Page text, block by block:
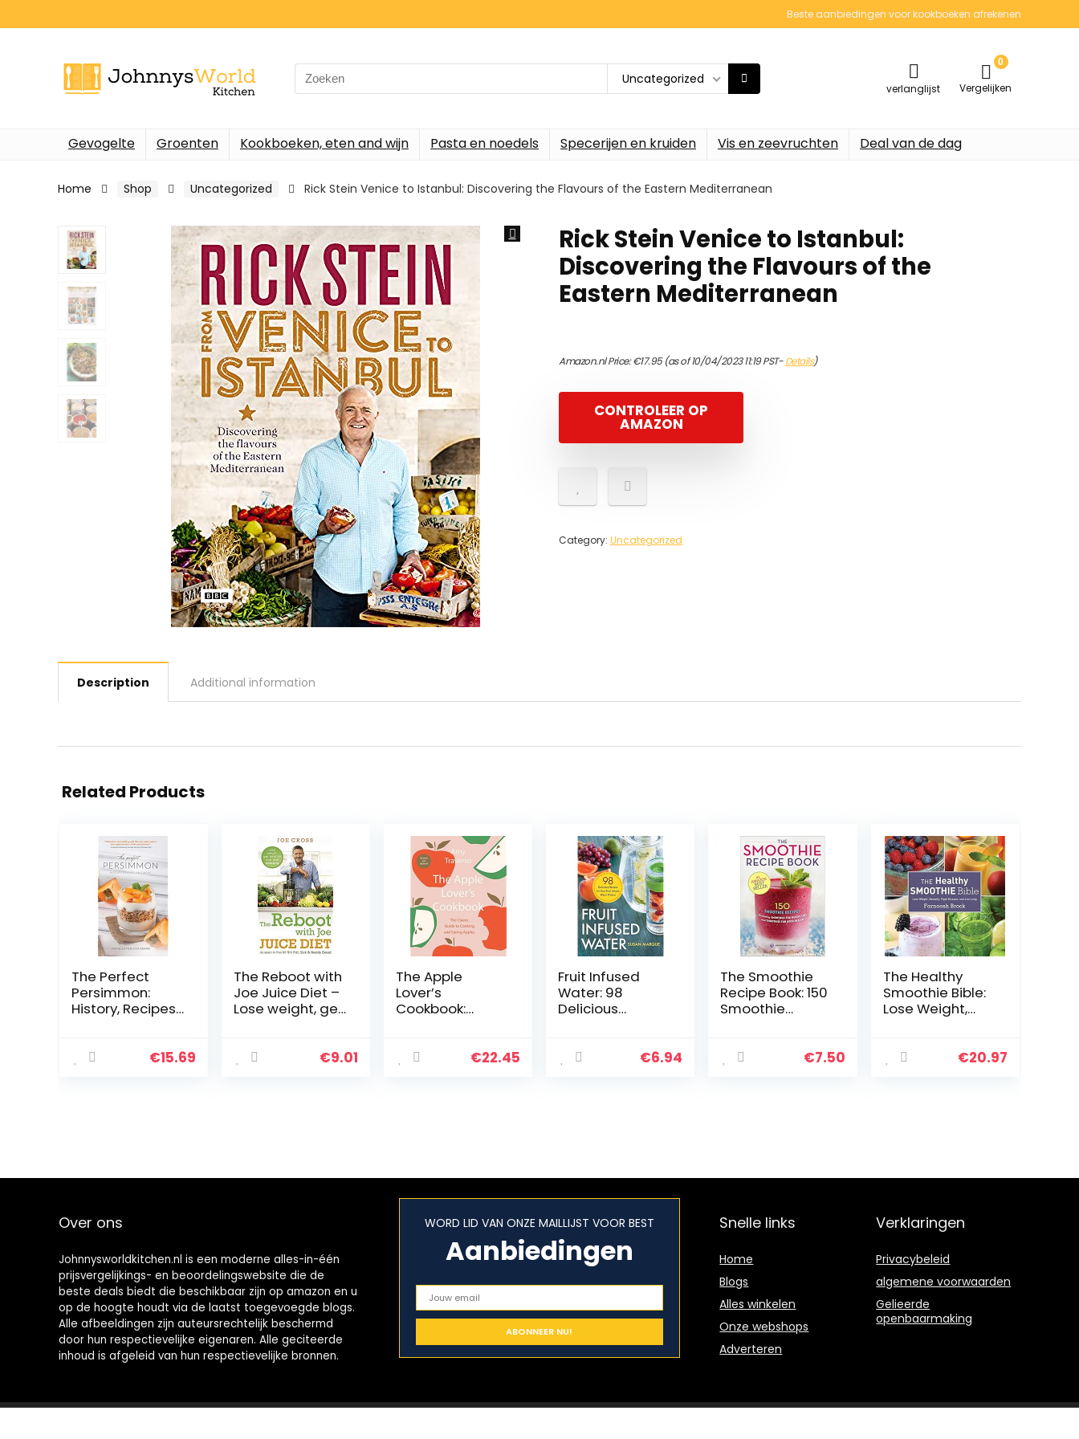
Beste aanbiedingen voor kookboeken afrekenen
Search
for:
Uncategorized
verlanglijst
0
Vergelijken
Gevogelte Groenten Kookboeken, eten and wijn Pasta en noedels Specerijen en kruiden Vis en zeevruchten Deal van de dag
Home Shop Uncategorized Rick Stein Venice to Istanbul: Discovering the Flavours of the Eastern Mediterranean
Rick Stein Venice to Istanbul:
Discovering the Flavours of the
Eastern Mediterranean
Amazon.nl Price:€17.95(as of 10/04/2023 11:19 PST-Details)
CONTROLEER OP
AMAZON
Category: Uncategorized
Description Additional information
Related Products
The Perfect
Persimmon:
History, Recipes,
€15.69
The Reboot with
Joe Juice Diet –
Lose weight, get
seen in the hit€9.01
The Apple
Lover’s
Cookbook:
€22.45
Fruit Infused
Water: 98
Delicious
Water Pitcher
€6.94
The Smoothie
Recipe Book: 150
Smoothie
Smoothies for
€7.50
The Healthy
Smoothie Bible:
Lose Weight,
Live Long
€20.97
Over ons
Johnnysworldkitchen.nl is een moderne alles-in-één
prijsvergelijkings- en beoordelingswebsite die de
beste deals biedt die beschikbaar zijn op amazon en u
op de hoogte houdt via de laatst toegevoegde blogs.
Alle afbeeldingen zijn auteursrechtelijk beschermd
door hun respectievelijke eigenaren. Alle geciteerde
inhoud is afgeleid van hun respectievelijke bronnen.
WORD LID VAN ONZE MAILLIJST VOOR BEST
Aanbiedingen
Snelle links
Home
Blogs
Alles winkelen
Onze webshops
Adverteren
Verklaringen
Privacybeleid
algemene voorwaarden
Gelieerde
openbaarmaking